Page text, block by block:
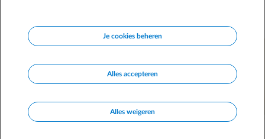
Je cookies beheren
Alles accepteren
Alles weigeren